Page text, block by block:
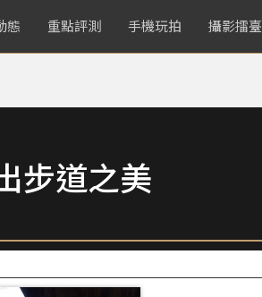
態 重點評測 手機玩拍 攝影擂臺
步道之美